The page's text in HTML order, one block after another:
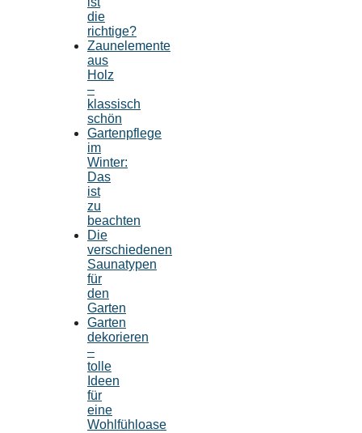
die
richtige?
Zaunelemente
aus
Holz
–
klassisch
schön
Gartenpflege
im
Winter:
Das
ist
zu
beachten
Die
verschiedenen
Saunatypen
für
den
Garten
Garten
dekorieren
–
tolle
Ideen
für
eine
Wohlfühloase